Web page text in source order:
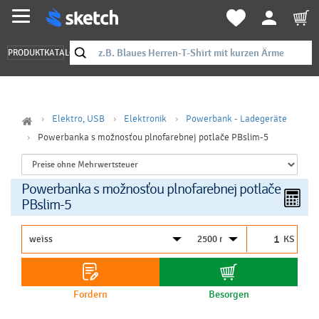
PRODUKTKATALOG
Elektro, USB Elektronik
Powerbank - Ladegeräte
Powerbanka s možnosťou plnofarebnej potlače PBslim-5
Powerbanka s možnosťou plnofarebnej potlače
PBslim-5
KS
Fordern Besorgen